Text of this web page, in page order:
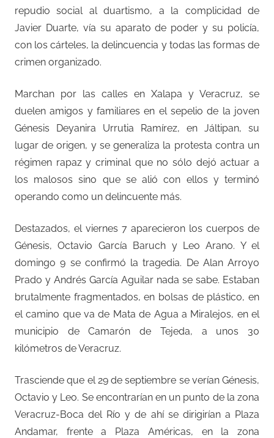
repudio social al duartismo, a la complicidad de
Javier Duarte, vía su aparato de poder y su policía,
con los cárteles, la delincuencia y todas las formas de
crimen organizado.
Marchan por las calles en Xalapa y Veracruz, se
duelen amigos y familiares en el sepelio de la joven
Génesis Deyanira Urrutia Ramírez, en Jáltipan, su
lugar de origen, y se generaliza la protesta contra un
régimen rapaz y criminal que no sólo dejó actuar a
los malosos sino que se alió con ellos y terminó
operando como un delincuente más.
Destazados, el viernes 7 aparecieron los cuerpos de
Génesis, Octavio García Baruch y Leo Arano. Y el
domingo 9 se confirmó la tragedia. De Alan Arroyo
Prado y Andrés García Aguilar nada se sabe. Estaban
brutalmente fragmentados, en bolsas de plástico, en
el camino que va de Mata de Agua a Miralejos, en el
municipio de Camarón de Tejeda, a unos 30
kilómetros de Veracruz.
Trasciende que el 29 de septiembre se verían Génesis,
Octavio y Leo. Se encontrarían en un punto de la zona
Veracruz-Boca del Río y de ahí se dirigirían a Plaza
Andamar, frente a Plaza Américas, en la zona